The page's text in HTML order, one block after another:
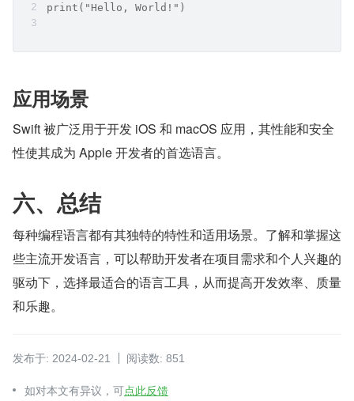
print("Hello, World!")
应用场景
Swift 被广泛用于开发 iOS 和 macOS 应用，其性能和安全
性使其成为 Apple 开发者的首选语言。
六、总结
每种编程语言都有其独特的特性和适用场景。了解和掌握这
些主流开发语言，可以帮助开发者在项目需求和个人兴趣的
驱动下，选择最适合的语言工具，从而提高开发效率、质量
和乐趣。
发布于: 2024-02-21 阅读数: 851
如对本文有异议，可点此反馈